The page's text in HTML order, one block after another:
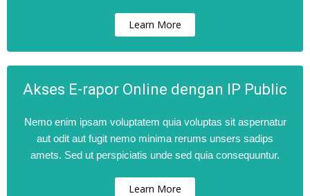
Learn More
Akses E-rapor Online dengan IP Public
Nemo enim ipsam voluptatem quia voluptas sit aspernatur
aut odit aut fugit nemo minima rerums unsers sadips
amets. Sed ut perspiciatis unde sed quia consequuntur.
Learn More